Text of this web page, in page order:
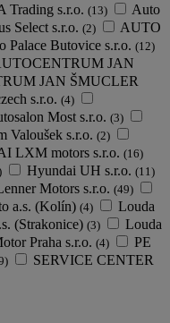
Trading s.r.o. (13)
Auto
Select s.r.o. (2)
AUTO
Palace Butovice s.r.o. (12)
JAN
JAN ŠMUCLER
s.r.o. (4)
Most s.r.o. (3)
Valoušek s.r.o. (2)
LXM motors s.r.o. (16)
Hyundai UH s.r.o. (11)
Motors s.r.o. (49)
a.s. (Kolín) (4)
Louda
(Strakonice) (3)
Louda
Praha s.r.o. (4)
PE
SERVICE CENTER